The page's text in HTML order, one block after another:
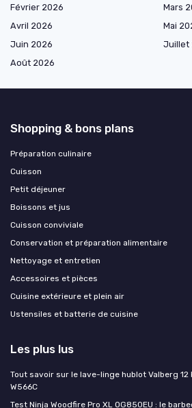
Février 2026
Mars
Avril 2026
Mai
Juin 2026
Juillet
Août 2026
Shopping & bons plans
Préparation culinaire
Cuisson
Petit déjeuner
Boissons et jus
Cuisson conviviale
Conservation et préparation alimentaire
Nettoyage et entretien
Accessoires et pièces
Cuisine extérieure et plein air
Ustensiles et batterie de cuisine
Les plus lus
Tout savoir sur le lave-linge hublot Valberg 12
W566C
Test Ninja Woodfire Pro XL OG850EU : le